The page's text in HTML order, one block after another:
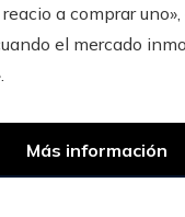
a comprar uno»,
el mercado
Más información